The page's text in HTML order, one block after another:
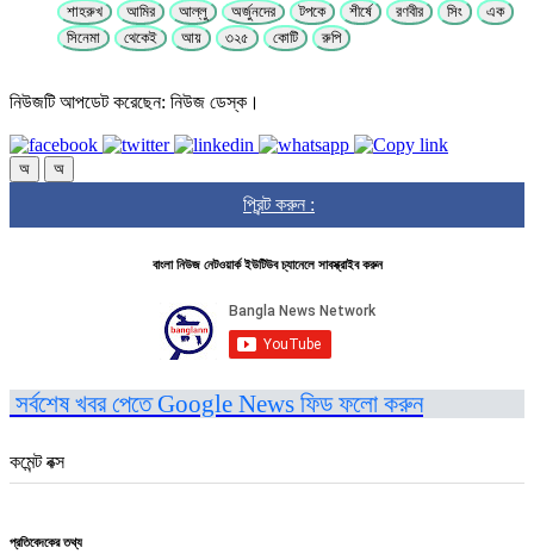
শাহরুখ আমির আল্লু অর্জুনদের টপকে শীর্ষে রণবীর সিং
এক
সিনেমা
থেকেই আয় ৩২৫ কোটি রুপি
নিউজটি আপডেট করেছেন: নিউজ ডেস্ক।
অ অ
প্রিন্ট করুন :
বাংলা নিউজ নেটওয়ার্ক ইউটিউব চ্যানেলে সাবস্ক্রাইব করুন
সর্বশেষ খবর পেতে Google News ফিড ফলো করুন
কমেন্ট বক্স
প্রতিবেদকের তথ্য